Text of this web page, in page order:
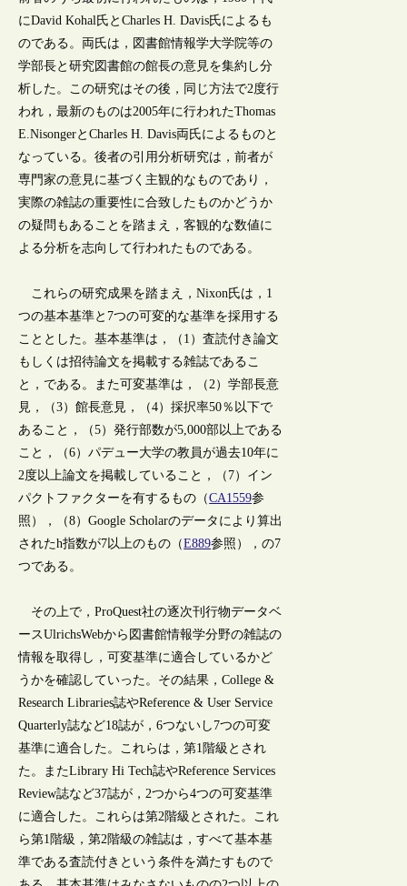
にDavid Kohal氏とCharles H. Davis氏によるも
のである。両氏は，図書館情報学大学院等の
学部長と研究図書館の館長の意見を集約し分
析した。この研究はその後，同じ方法で2度行
われ，最新のものは2005年に行われたThomas
E.NisongerとCharles H. Davis両氏によるものと
なっている。後者の引用分析研究は，前者が
専門家の意見に基づく主観的なものであり，
実際の雑誌の重要性に合致したものかどうか
の疑問もあることを踏まえ，客観的な数値に
よる分析を志向して行われたものである。
これらの研究成果を踏まえ，Nixon氏は，1
つの基本基準と7つの可変的な基準を採用する
こととした。基本基準は，（1）査読付き論文
もしくは招待論文を掲載する雑誌であるこ
と，である。また可変基準は，（2）学部長意
見，（3）館長意見，（4）採択率50％以下で
あること，（5）発行部数が5,000部以上である
こと，（6）パデュー大学の教員が過去10年に
2度以上論文を掲載していること，（7）イン
パクトファクターを有するもの（CA1559参
照），（8）Google Scholarのデータにより算出
されたh指数が7以上のもの（E889参照），の7
つである。
その上で，ProQuest社の逐次刊行物データベ
ースUlrichsWebから図書館情報学分野の雑誌の
情報を取得し，可変基準に適合しているかど
うかを確認していった。その結果，College &
Research Libraries誌やReference & User Service
Quarterly誌など18誌が，6つないし7つの可変
基準に適合した。これらは，第1階級とされ
た。またLibrary Hi Tech誌やReference Services
Review誌など37誌が，2つから4つの可変基準
に適合した。これらは第2階級とされた。これ
ら第1階級，第2階級の雑誌は，すべて基本基
準である査読付きという条件を満たすもので